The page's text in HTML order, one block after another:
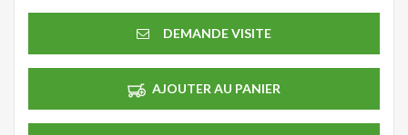
DEMANDE VISITE
AJOUTER AU PANIER